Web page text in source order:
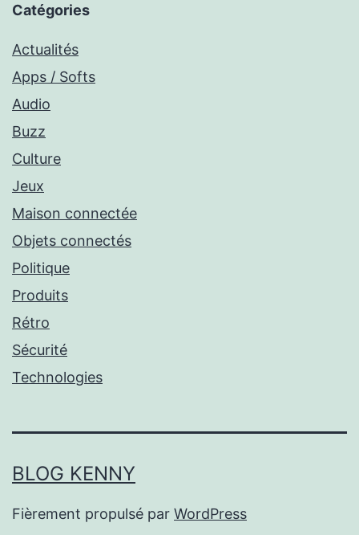
Catégories
Actualités
Apps / Softs
Audio
Buzz
Culture
Jeux
Maison connectée
Objets connectés
Politique
Produits
Rétro
Sécurité
Technologies
BLOG KENNY
Fièrement propulsé par WordPress